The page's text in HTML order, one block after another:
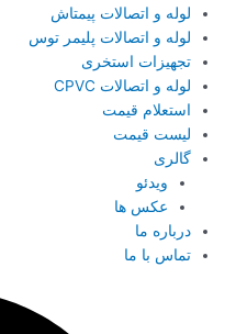
لوله و اتصالات پیمتاش
لوله و اتصالات پلیمر توس
تجهیزات استخری
لوله و اتصالات CPVC
استعلام قیمت
لیست قیمت
گالری
ویدئو
عکس ها
درباره ما
تماس با ما